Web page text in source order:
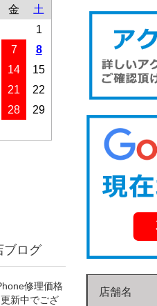
店舗名
金
土
1
7
8
14
15
21
22
28
29
ブログ
修理価格
新中でござ